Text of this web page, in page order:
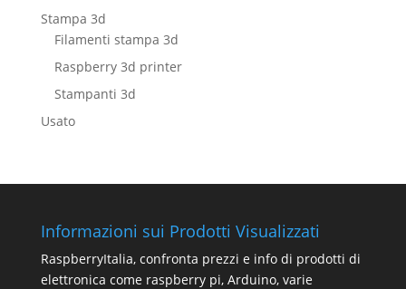
Stampa 3d
Filamenti stampa 3d
Raspberry 3d printer
Stampanti 3d
Usato
Informazioni sui Prodotti Visualizzati
RaspberryItalia, confronta prezzi e info di prodotti di
elettronica come raspberry pi, Arduino, varie